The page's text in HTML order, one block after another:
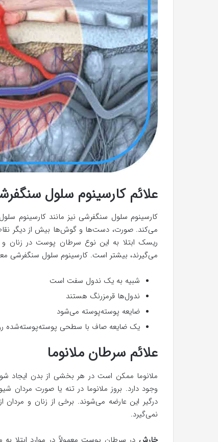
علائم کارسینوم سلول‌
کارسینوم سلول سنگفرشی نیز مانند کارسینوم
می‌کند. صورت، دست‌ها و گوش‌ها بیش از دیگر
ریسک ابتلا به این نوع سرطان پوست در زنان
می‌گیرند، بیشتر است. کارسینوم سلول سنگفرشی
شبیه به یک ندول سفت است
ندول‌ها قرمزرنگ هستند
ضایعه پوسته‌پوسته می‌شود
یک ضایعه صاف با سطحی پوسته‌پوسته‌شده
علائم سرطان ملانوما
ملانوما ممکن است در هر بخشی از بدن ایجاد
وجود دارد. بروز ملانوما در تنه یا صورت مردان
درگیر این عارضه می‌شوند. برخی از زنان و مردان
نمی‌گیرد.